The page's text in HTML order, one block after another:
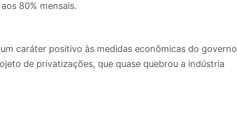
80% mensais.
caráter positivo às medidas econômicas do governo
de privatizações, que quase quebrou a indústria